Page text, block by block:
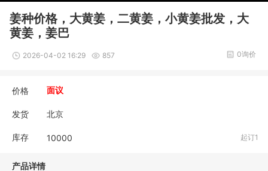
姜种价格，大黄姜，二黄姜，小黄姜批发，大
黄姜，姜巴
2026-04-02 16:29 857 0询价
价格 面议
发货 北京
库存 10000 起订1
产品详情